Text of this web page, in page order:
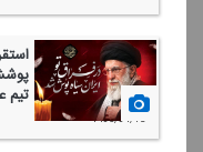
تیم
1405/04/13